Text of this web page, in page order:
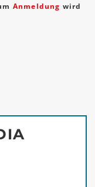
Anmeldung wird